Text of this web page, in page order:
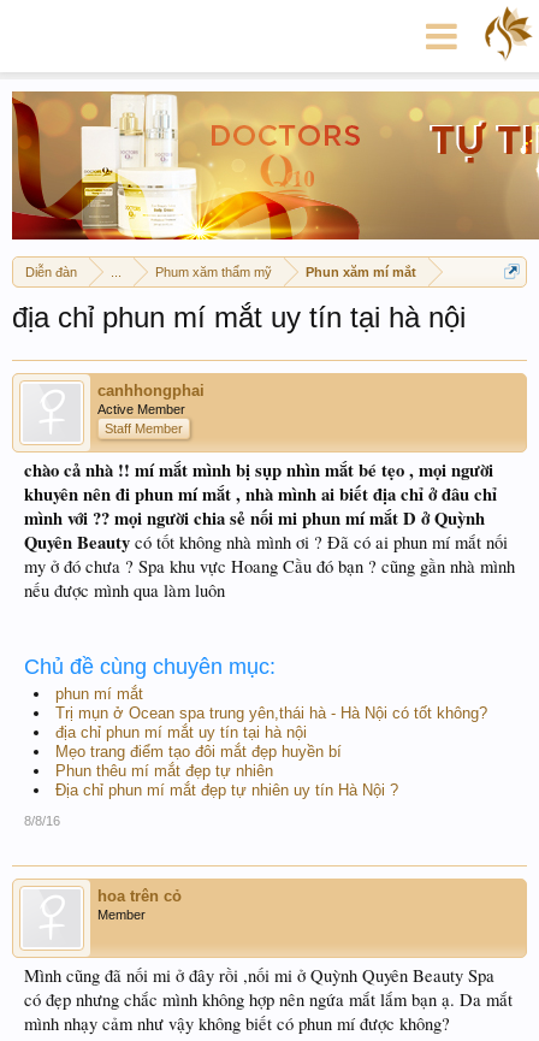
Diễn đàn Phum xăm thẩm mỹ Phun xăm mí mắt
địa chỉ phun mí mắt uy tín tại hà nội
canhhongphai
Active Member
Staff Member
chào cả nhà !! mí mắt mình bị sụp nhìn mắt bé tẹo , mọi người
khuyên nên đi phun mí mắt , nhà mình ai biết địa chỉ ở đâu chỉ
mình với ?? mọi người chia sẻ nối mi phun mí mắt D ở Quỳnh
Quyên Beauty có tốt không nhà mình ơi ? Đã có ai phun mí mắt nối
my ở đó chưa ? Spa khu vực Hoang Cầu đó bạn ? cũng gần nhà mình
nếu được mình qua làm luôn
Chủ đề cùng chuyên mục:
phun mí mắt
Trị mụn ở Ocean spa trung yên,thái hà - Hà Nội có tốt không?
địa chỉ phun mí mắt uy tín tại hà nội
Mẹo trang điểm tạo đôi mắt đẹp huyền bí
Phun thêu mí mắt đẹp tự nhiên
Địa chỉ phun mí mắt đẹp tự nhiên uy tín Hà Nội ?
8/8/16
hoa trên cỏ
Member
Mình cũng đã nối mi ở đây rồi ,nối mi ở Quỳnh Quyên Beauty Spa
có đẹp nhưng chắc mình không hợp nên ngứa mắt lắm bạn ạ. Da mắt
mình nhạy cảm như vậy không biết có phun mí được không?